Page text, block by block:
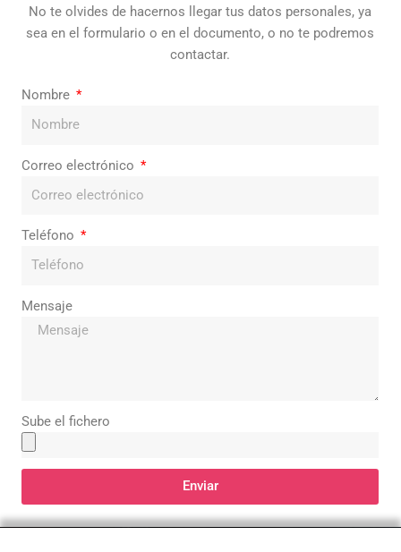
No te olvides de hacernos llegar tus datos personales, ya
sea en el formulario o en el documento, o no te podremos
contactar.
Nombre
Correo electrónico
Teléfono
Mensaje
Sube el fichero
Enviar